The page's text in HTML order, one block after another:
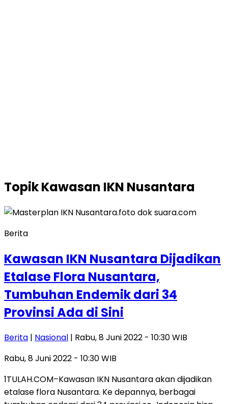
TopikKawasan IKN Nusantara
Berita
Kawasan IKN Nusantara Dijadikan
Etalase Flora Nusantara,
Tumbuhan Endemik dari 34
Provinsi Ada di Sini
Berita | Nasional | Rabu, 8 Juni 2022 - 10:30 WIB
Rabu, 8 Juni 2022 - 10:30 WIB
1TULAH.COM–Kawasan IKN Nusantara akan dijadikan
etalase flora Nusantara. Ke depannya, berbagai